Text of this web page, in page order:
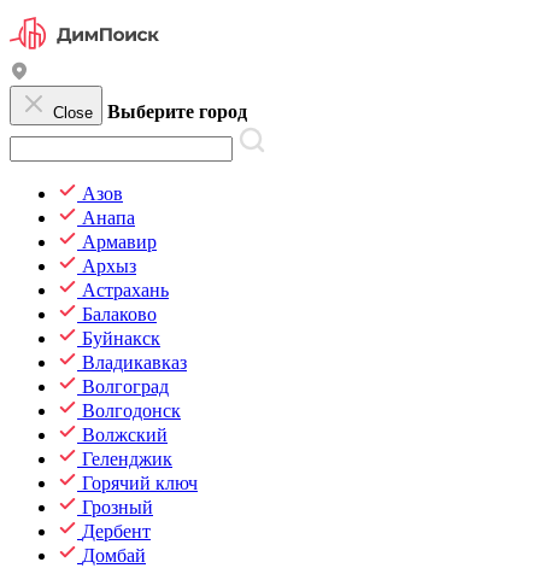
Close Выберите город
Азов
Анапа
Армавир
Архыз
Астрахань
Балаково
Буйнакск
Владикавказ
Волгоград
Волгодонск
Волжский
Геленджик
Горячий ключ
Грозный
Дербент
Домбай